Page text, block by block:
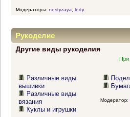
Модераторы: nestyzaya ledy
Рукоделие
Другие виды рукоделия
При
Различные виды
вышивки
Различные виды
вязания
Куклы и игрушки
Модератор: